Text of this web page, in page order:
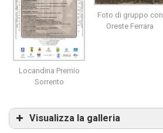
Locandina Premio
Sorrento
Foto di gruppo con
Oreste Ferrara
Visualizza la galleria